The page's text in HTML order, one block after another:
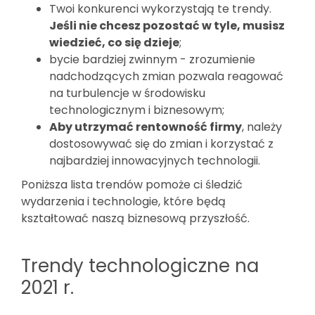
Twoi konkurenci wykorzystają te trendy.
Jeśli nie chcesz pozostać w tyle, musisz
wiedzieć, co się dzieje;
bycie bardziej zwinnym - zrozumienie
nadchodzących zmian pozwala reagować
na turbulencje w środowisku
technologicznym i biznesowym;
Aby utrzymać rentowność firmy, należy
dostosowywać się do zmian i korzystać z
najbardziej innowacyjnych technologii.
Poniższa lista trendów pomoże ci śledzić
wydarzenia i technologie, które będą
kształtować naszą biznesową przyszłość.
Trendy technologiczne na
2021 r.